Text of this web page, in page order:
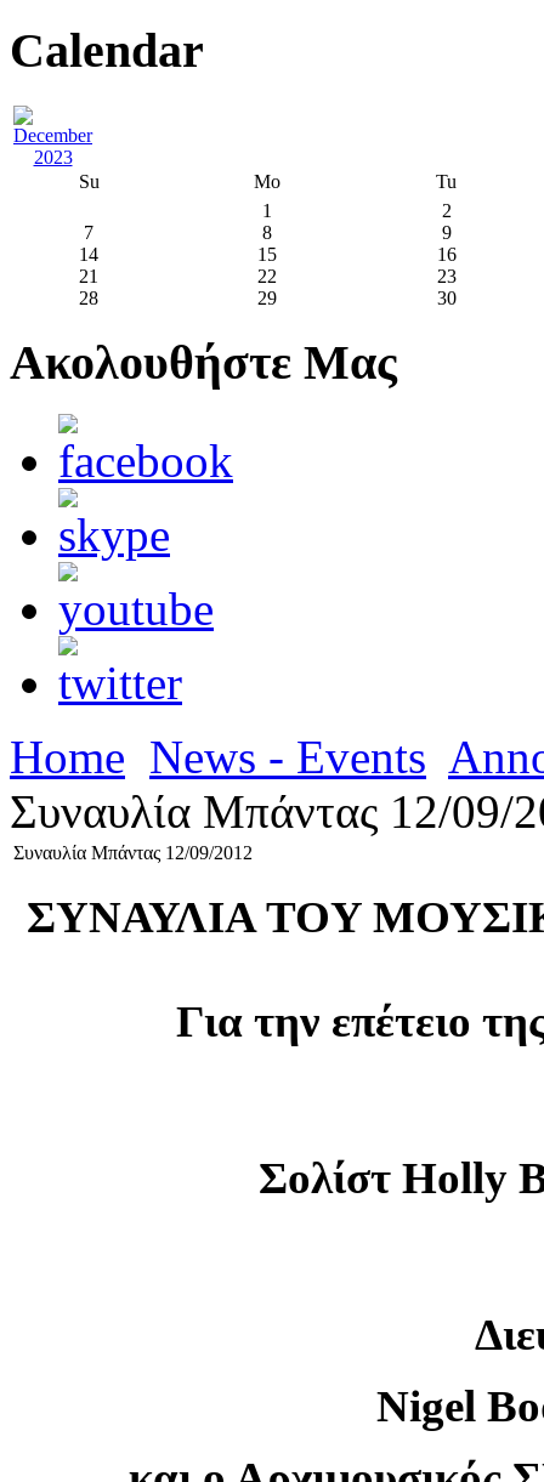
Calendar
Su Mo
Tu
1
2
7
8
9
14
15
16
21
22
23
28
29 30
Ακολουθήστε Μας
Home News - Events
Συναυλία Μπάντας 12/09/
Συναυλία Μπάντας 12/09/2012
ΣΥΝΑΥΛΙΑ TOY
Για την επέτειο
Σολίστ Holly
Nigel